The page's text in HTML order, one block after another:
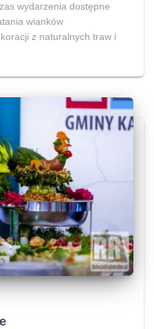
wydarzenia dostępne
wianków
z naturalnych traw i